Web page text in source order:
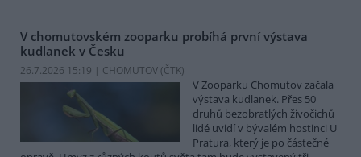
V chomutovském zooparku probíhá první výstava
kudlanek v Česku
26.7.2026 15:19 | CHOMUTOV (ČTK)
V Zooparku Chomutov začala
výstava kudlanek. Přes 50
druhů bezobratlých živočichů
lidé uvidí v bývalém hostinci U
Pratura, který je po částečné